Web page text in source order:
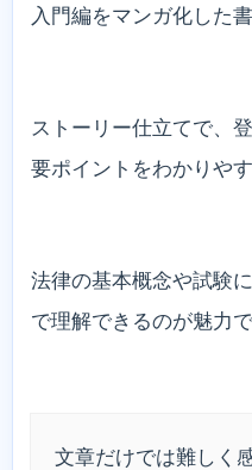
入門編をマンガ化した書
ストーリー仕立てで、
要ポイントをわかりや
法律の基本概念や試験
で理解できるのが魅力で
文章だけでは難しく